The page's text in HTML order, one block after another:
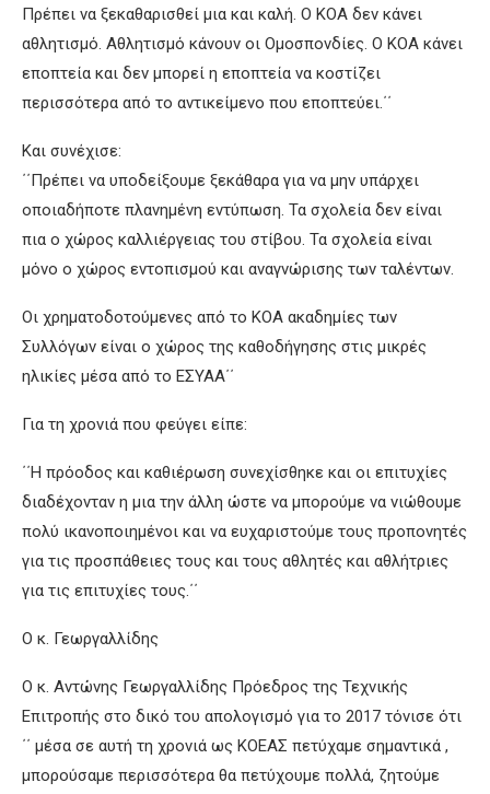
Πρέπει να ξεκαθαρισθεί μια και καλή. Ο ΚΟΑ δεν κάνει
αθλητισμό. Αθλητισμό κάνουν οι Ομοσπονδίες. Ο ΚΟΑ κάνει
εποπτεία και δεν μπορεί η εποπτεία να κοστίζει
περισσότερα από το αντικείμενο που εποπτεύει.΄΄
Και συνέχισε:
΄΄Πρέπει να υποδείξουμε ξεκάθαρα για να μην υπάρχει
οποιαδήποτε πλανημένη εντύπωση. Τα σχολεία δεν είναι
πια ο χώρος καλλιέργειας του στίβου. Τα σχολεία είναι
μόνο ο χώρος εντοπισμού και αναγνώρισης των ταλέντων.
Οι χρηματοδοτούμενες από το ΚΟΑ ακαδημίες των
Συλλόγων είναι ο χώρος της καθοδήγησης στις μικρές
ηλικίες μέσα από το ΕΣΥΑΑ΄΄
Για τη χρονιά που φεύγει είπε:
΄΄Η πρόοδος και καθιέρωση συνεχίσθηκε και οι επιτυχίες
διαδέχονταν η μια την άλλη ώστε να μπορούμε να νιώθουμε
πολύ ικανοποιημένοι και να ευχαριστούμε τους προπονητές
για τις προσπάθειες τους και τους αθλητές και αθλήτριες
για τις επιτυχίες τους.΄΄
Ο κ. Γεωργαλλίδης
Ο κ. Αντώνης Γεωργαλλίδης Πρόεδρος της Τεχνικής
Επιτροπής στο δικό του απολογισμό για το 2017 τόνισε ότι
΄΄ μέσα σε αυτή τη χρονιά ως ΚΟΕΑΣ πετύχαμε σημαντικά ,
μπορούσαμε περισσότερα θα πετύχουμε πολλά, ζητούμε